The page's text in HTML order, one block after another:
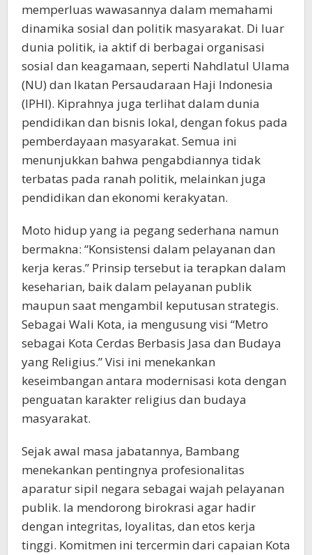
memperluas wawasannya dalam memahami
dinamika sosial dan politik masyarakat. Di luar
dunia politik, ia aktif di berbagai organisasi
sosial dan keagamaan, seperti Nahdlatul Ulama
(NU) dan Ikatan Persaudaraan Haji Indonesia
(IPHI). Kiprahnya juga terlihat dalam dunia
pendidikan dan bisnis lokal, dengan fokus pada
pemberdayaan masyarakat. Semua ini
menunjukkan bahwa pengabdiannya tidak
terbatas pada ranah politik, melainkan juga
pendidikan dan ekonomi kerakyatan.
Moto hidup yang ia pegang sederhana namun
bermakna: “Konsistensi dalam pelayanan dan
kerja keras.” Prinsip tersebut ia terapkan dalam
keseharian, baik dalam pelayanan publik
maupun saat mengambil keputusan strategis.
Sebagai Wali Kota, ia mengusung visi “Metro
sebagai Kota Cerdas Berbasis Jasa dan Budaya
yang Religius.” Visi ini menekankan
keseimbangan antara modernisasi kota dengan
penguatan karakter religius dan budaya
masyarakat.
Sejak awal masa jabatannya, Bambang
menekankan pentingnya profesionalitas
aparatur sipil negara sebagai wajah pelayanan
publik. Ia mendorong birokrasi agar hadir
dengan integritas, loyalitas, dan etos kerja
tinggi. Komitmen ini tercermin dari capaian Kota